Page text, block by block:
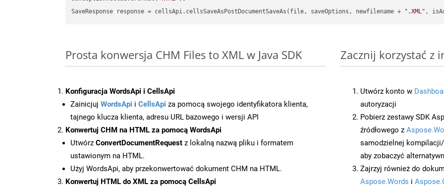
SaveResponse response = cellsApi.cellsSaveAsPostDocumentSaveAs(file, saveOptions, newfilename +
".XML" ,
Prosta konwersja CHM Files to XML w Java SDK
Konfiguracja WordsApi i CellsApi
Zainicjuj WordsApi i CellsApi za pomocą swojego identyfikatora klienta,
tajnego klucza klienta, adresu URL bazowego i wersji API
Konwertuj CHM na HTML za pomocą WordsApi
Utwórz ConvertDocumentRequest z lokalną nazwą pliku i formatem
ustawionym na HTML.
Użyj WordsApi, aby przekonwertować dokument CHM na HTML.
Konwertuj HTML do XML za pomocą CellsApi
Zacznij korzystać z
Utwórz konto w
autoryzacji
Pobierz zestawy SDK
źródłowego z
samodzielnej kompilacji/
aby zobaczyć
Zajrzyj również do
Aspose.Words i